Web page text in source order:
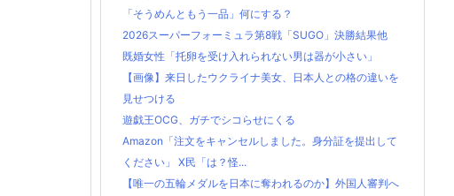
「そうめんともう一品」何にする？
2026スーパーフォーミュラ第8戦「SUGO」決勝結果他
既婚女性「托卵を受け入れられない男は器が小さい」
【画像】来日したウクライナ美女、日本人との格の違いを
見せつける
遊戯王OCG、ガチでシコらせにくる
Amazon「注文をキャンセルしました。身分証を提出して
ください」 X民「は？怪...
【唯一の五輪メダルを日本に奪われるのか】外国人審判へ